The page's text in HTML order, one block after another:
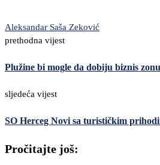
Aleksandar Saša Zeković
prethodna vijest
Plužine bi mogle da dobiju biznis zonu
sljedeća vijest
SO Herceg Novi sa turističkim
Pročitajte još: